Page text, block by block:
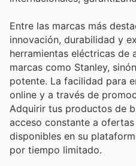
Entre las marcas más
innovación, durabilidad y
herramientas eléctricas de
marcas como Stanley,
potente. La facilidad para
online y a través de
Adquirir tus productos de
acceso constante a
disponibles en su
por tiempo limitado.